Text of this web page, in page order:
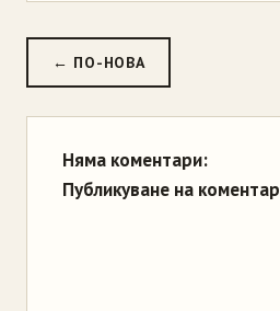
← ПО-НОВА
Няма коментари:
Публикуване на коментар